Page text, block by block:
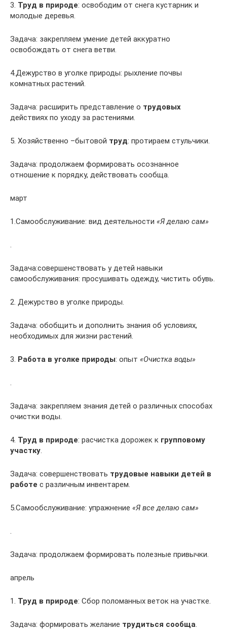
3. Труд в природе: освободим от снега кустарник и
молодые деревья.
Задача: закрепляем умение детей аккуратно
освобождать от снега ветви.
4.Дежурство в уголке природы: рыхление почвы
комнатных растений.
Задача: расширить представление о трудовых
действиях по уходу за растениями.
5. Хозяйственно –бытовой труд: протираем стульчики.
Задача: продолжаем формировать осознанное
отношение к порядку, действовать сообща.
март
1.Самообслуживание: вид деятельности «Я делаю сам»
.
Задача:совершенствовать у детей навыки
самообслуживания: просушивать одежду, чистить обувь.
2. Дежурство в уголке природы.
Задача: обобщить и дополнить знания об условиях,
необходимых для жизни растений.
3. Работа в уголке природы: опыт «Очистка воды»
.
Задача: закрепляем знания детей о различных способах
очистки воды.
4. Труд в природе: расчистка дорожек к групповому
участку.
Задача: совершенствовать трудовые навыки детей в
работе с различным инвентарем.
5.Самообслуживание: упражнение «Я все делаю сам»
.
Задача: продолжаем формировать полезные привычки.
апрель
1. Труд в природе: Сбор поломанных веток на участке.
Задача: формировать желание трудиться сообща.